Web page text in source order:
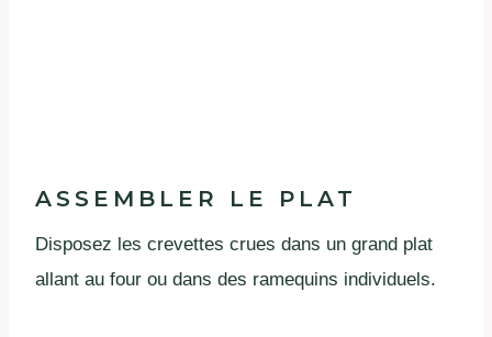
ASSEMBLER LE PLAT
Disposez les crevettes crues dans un grand plat
allant au four ou dans des ramequins individuels.